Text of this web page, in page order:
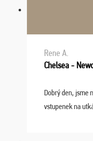
Rene A.
Chelsea -
Dobrý den, jsme
vstupenek na